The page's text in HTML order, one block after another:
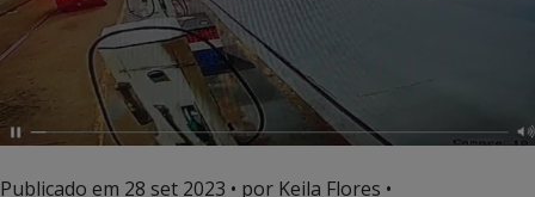
Publicado em 28 set 2023 • por Keila Flores •